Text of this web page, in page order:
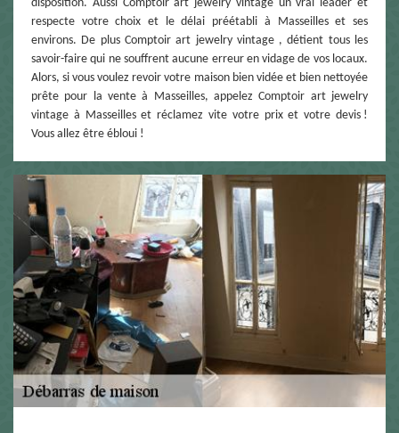
disposition. Aussi Comptoir art jewelry vintage un vrai leader et
respecte votre choix et le délai préétabli à Masseilles et ses
environs. De plus Comptoir art jewelry vintage , détient tous les
savoir-faire qui ne souffrent aucune erreur en vidage de vos locaux.
Alors, si vous voulez revoir votre maison bien vidée et bien nettoyée
prête pour la vente à Masseilles, appelez Comptoir art jewelry
vintage à Masseilles et réclamez vite votre prix et votre devis !
Vous allez être ébloui !